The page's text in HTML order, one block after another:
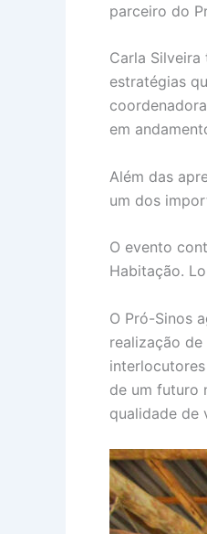
parceiro do
Carla
estratégias
em
Além das
um dos
O evento
Habitação.
O Pró-Sinos
realização
de um futuro
qualidade de